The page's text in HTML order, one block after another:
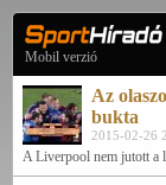
Mobil verzió
Az
bukta
2015-02-26
A Liverpool nem jutott a